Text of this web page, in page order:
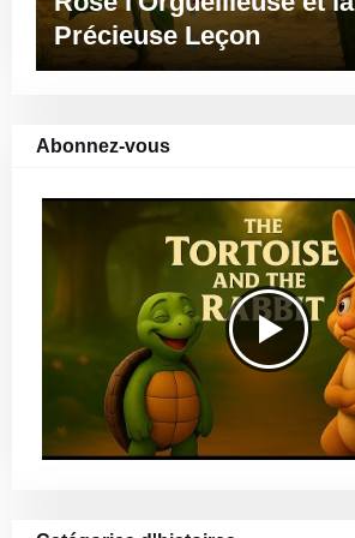
Précieuse Leçon
Abonnez-vous